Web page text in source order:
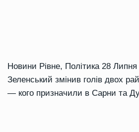
Новини Рівне, Політика 28 Липня
Зеленський змінив голів двох
— кого призначили в Сарни та